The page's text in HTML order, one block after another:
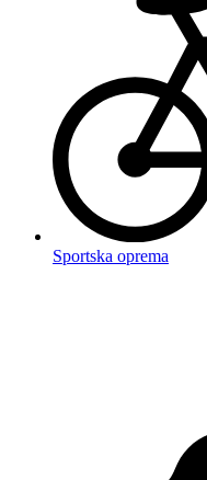
Sportska oprema